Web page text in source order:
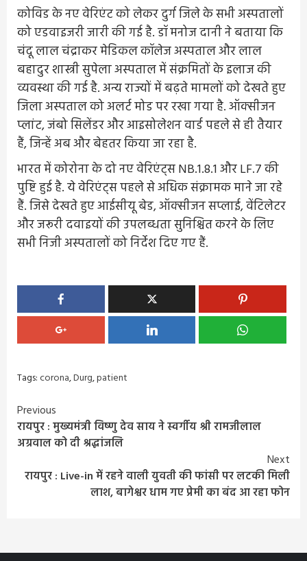
कोविड के नए वेरिएंट को लेकर दुर्ग जिले के सभी अस्पतालों
को एडवाइजरी जारी की गई है. डॉ मनोज दानी ने बताया कि
चंदू लाल चंद्राकर मेडिकल कॉलेज अस्पताल और लाल
बहादुर शास्त्री सुपेला अस्पताल में संक्रमितों के इलाज की
व्यवस्था की गई है. अन्य राज्यों में बढ़ते मामलों को देखते हुए
जिला अस्पताल को अलर्ट मोड पर रखा गया है. ऑक्सीजन
प्लांट, जंबो सिलेंडर और आइसोलेशन वार्ड पहले से ही तैयार
हैं, जिन्हें अब और बेहतर किया जा रहा है.
भारत में कोरोना के दो नए वेरिएंट्स NB.1.8.1 और LF.7 की
पुष्टि हुई है. ये वेरिएंट्स पहले से अधिक संक्रामक माने जा रहे
हैं. जिसे देखते हुए आईसीयू बेड, ऑक्सीजन सप्लाई, वेंटिलेटर
और जरूरी दवाइयों की उपलब्धता सुनिश्चित करने के लिए
सभी निजी अस्पतालों को निर्देश दिए गए हैं.
Tags:corona,Durg,patient
Continue
Reading
Previous
रायपुर : मुख्यमंत्री विष्णु देव साय ने स्वर्गीय श्री रामजीलाल
अग्रवाल को दी श्रद्धांजलि
Next
रायपुर : Live-in में रहने वाली युवती की फांसी पर लटकी मिली
लाश, बागेश्वर धाम गए प्रेमी का बंद आ रहा फोन